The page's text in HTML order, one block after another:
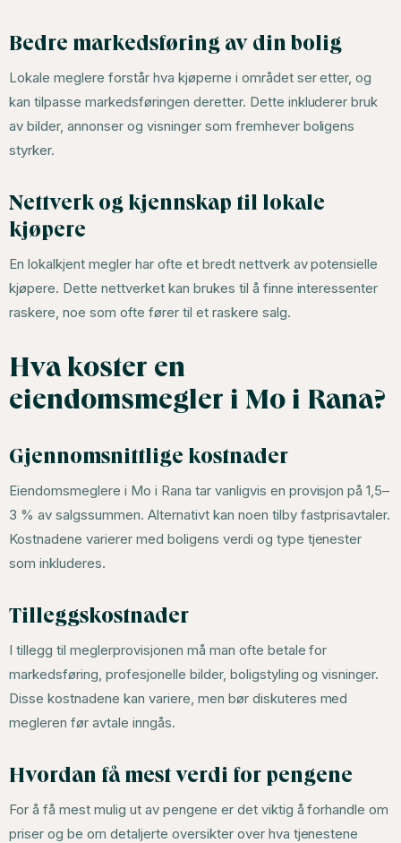
Bedre markedsføring av din bolig
Lokale meglere forstår hva kjøperne i området ser etter, og
kan tilpasse markedsføringen deretter. Dette inkluderer bruk
av bilder, annonser og visninger som fremhever boligens
styrker.
Nettverk og kjennskap til lokale
kjøpere
En lokalkjent megler har ofte et bredt nettverk av potensielle
kjøpere. Dette nettverket kan brukes til å finne interessenter
raskere, noe som ofte fører til et raskere salg.
Hva koster en
eiendomsmegler i Mo i Rana?
Gjennomsnittlige kostnader
Eiendomsmeglere i Mo i Rana tar vanligvis en provisjon på 1,5–
3 % av salgssummen. Alternativt kan noen tilby fastprisavtaler.
Kostnadene varierer med boligens verdi og type tjenester
som inkluderes.
Tilleggskostnader
I tillegg til meglerprovisjonen må man ofte betale for
markedsføring, profesjonelle bilder, boligstyling og visninger.
Disse kostnadene kan variere, men bør diskuteres med
megleren før avtale inngås.
Hvordan få mest verdi for pengene
For å få mest mulig ut av pengene er det viktig å forhandle om
priser og be om detaljerte oversikter over hva tjenestene